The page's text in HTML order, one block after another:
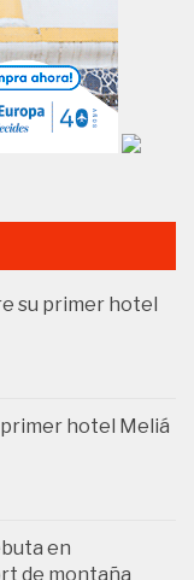
su primer hotel
hotel Meliá
en
de montaña